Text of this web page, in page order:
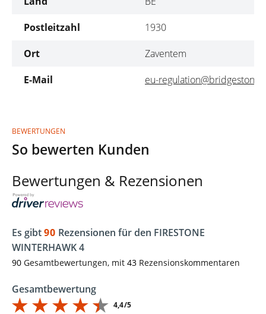
Postleitzahl
1930
Ort
Zaventem
E-Mail
eu-
BEWERTUNGEN
So bewerten Kunden
Bewertungen & Rezensionen
Es gibt90 Rezensionen für den FIRESTONE
WINTERHAWK 4
90 Gesamtbewertungen, mit 43 Rezensionskommentaren
Gesamtbewertung
4,4/5